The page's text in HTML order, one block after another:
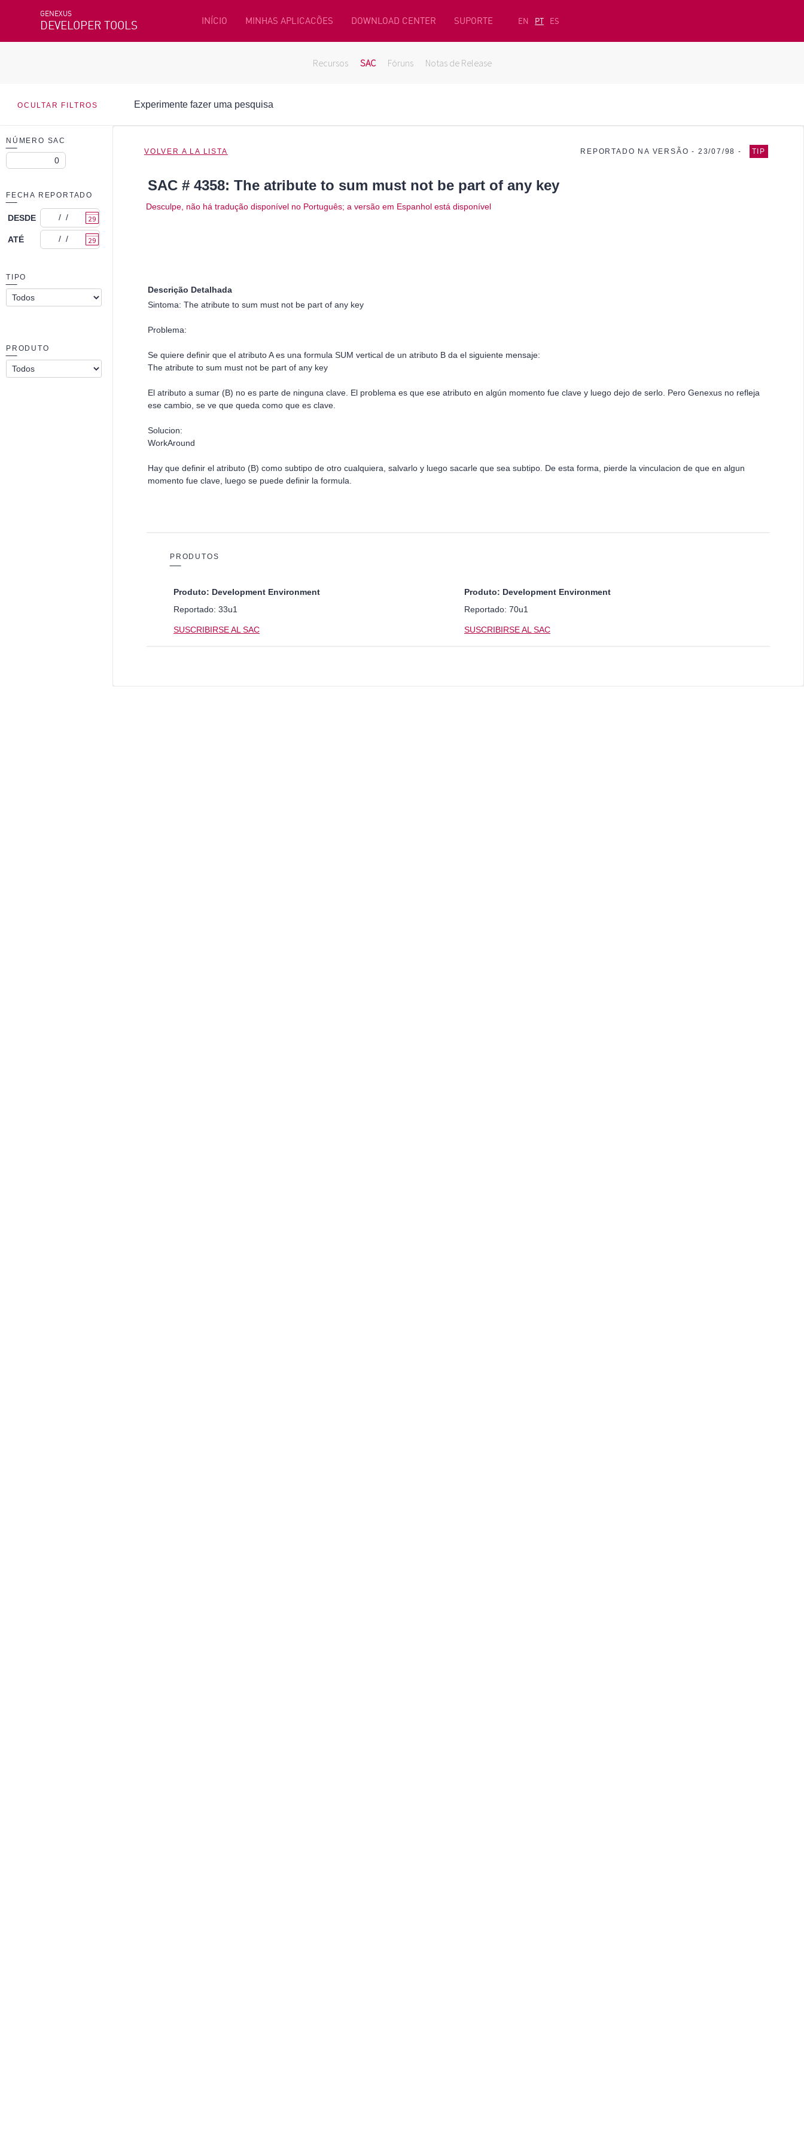
GENEXUS
DEVELOPER TOOLS INÍCIO MINHAS APLICACÕES DOWNLOAD CENTER SUPORTE EN PT ES
Recursos SAC Fóruns Notas de Release